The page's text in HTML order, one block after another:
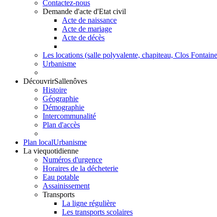
Contactez-nous
Demande d'acte d'Etat civil
Acte de naissance
Acte de mariage
Acte de décès
Les locations (salle polyvalente, chapiteau, Clos
Urbanisme
DécouvrirSallenôves
Histoire
Géographie
Démographie
Intercommunalité
Plan d'accès
Plan localUrbanisme
La viequotidienne
Numéros d'urgence
Horaires de la décheterie
Eau potable
Assainissement
Transports
La ligne régulière
Les transports scolaires